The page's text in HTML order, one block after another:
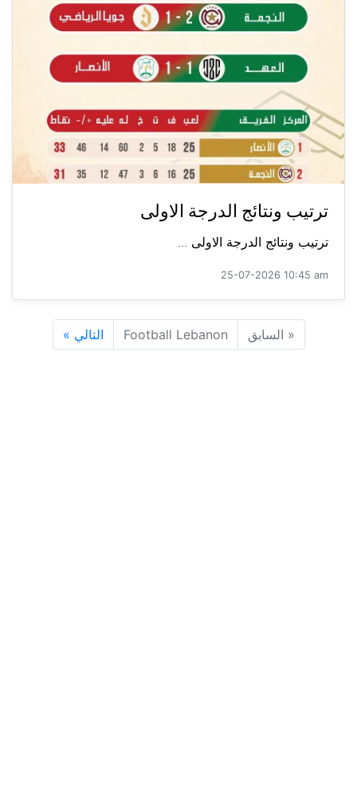
ترتيب ونتائج الدرجة الاولى
ترتيب ونتائج الدرجة الاولى ...
25-07-2026 10:45 am
« السابق Football Lebanon التالي »